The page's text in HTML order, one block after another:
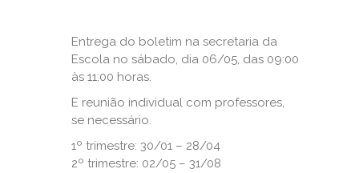
Entrega do boletim na secretaria da
Escola no sábado, dia 06/05, das 09:00
às 11:00 horas.
E reunião individual com professores,
se necessário.
1º trimestre: 30/01 – 28/04
2º trimestre: 02/05 – 31/08